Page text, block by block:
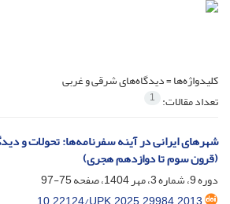
کلیدواژه‌ها =دیدگاه‌های شرقی و غربی
تعداد مقالات: 1
شهرهای ایرانی در آینه سفرنامه‌ها: تحولات و
(قرون سوم تا دوازدهم هجری)
دوره 9، شماره 3، مهر 1404، صفحه
75-97